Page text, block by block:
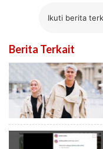
Ikuti berita
Berita Terkait